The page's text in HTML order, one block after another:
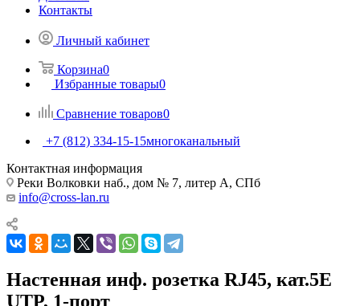
Контакты
Личный кабинет
Корзина0
Избранные товары0
Сравнение товаров0
+7 (812) 334-15-15многоканальный
Контактная информация
Реки Волковки наб., дом № 7, литер А, СПб
info@cross-lan.ru
Настенная инф. розетка RJ45, кат.5Е
UTP, 1-порт